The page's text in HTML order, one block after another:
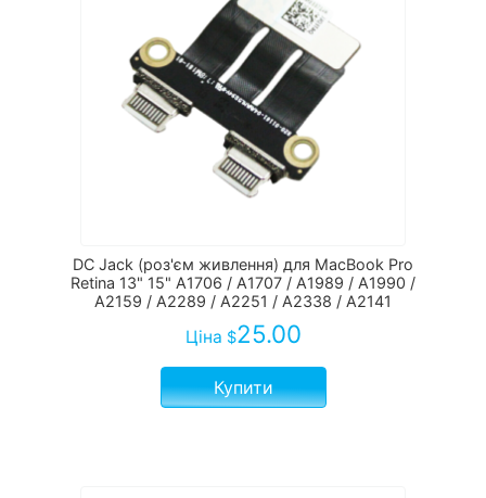
DC Jack (роз'єм живлення) для MacBook Pro
Retina 13" 15" A1706 / A1707 / А1989 / А1990 /
А2159 / А2289 / А2251 / А2338 / А2141
Ціна $25.00
Купити